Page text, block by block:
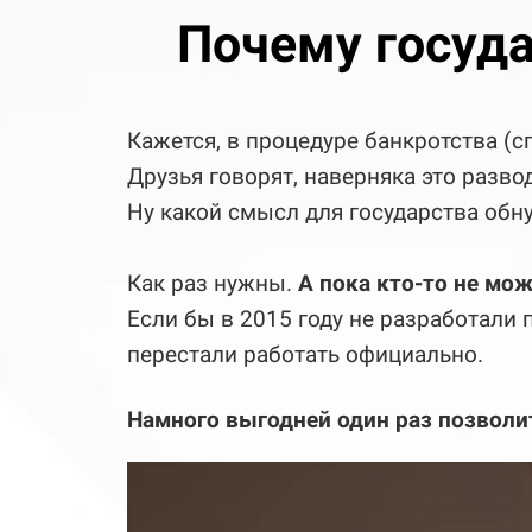
Почему
Кажется, в процедуре банкротства
Друзья говорят, наверняка это
Ну какой смысл для государства
Как раз нужны. А пока кто-то не
Если бы в 2015 году не разработали
перестали работать официально.
Намного выгодней один раз